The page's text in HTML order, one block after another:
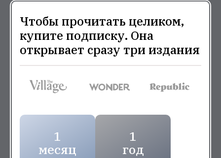
Чтобы прочитать целиком,
купите подписку. Она
открывает сразу три издания
1
месяц
1
год